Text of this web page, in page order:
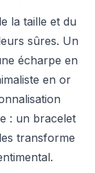
la taille et du
sûres. Un
écharpe en
en or
: un bracelet
transforme